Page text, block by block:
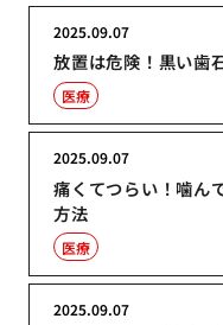
放置は危険！黒い歯
2025.09.07
医療
痛くてつらい！噛ん
方法
2025.09.07
医療
2025.09.07